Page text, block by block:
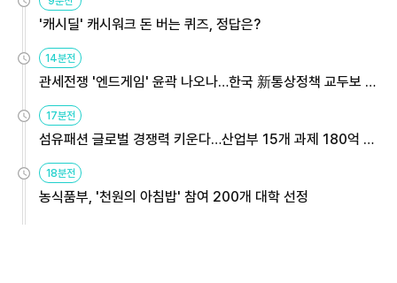
'캐시딜' 캐시워크 돈 버는 퀴즈, 정답은?
14분전
관세전쟁 '엔드게임' 윤곽 나오나…한국 新통상정책 교두보 활
용해야
17분전
섬유패션 글로벌 경쟁력 키운다…산업부 15개 과제 180억 지
원
18분전
농식품부, '천원의 아침밥' 참여 200개 대학 선정